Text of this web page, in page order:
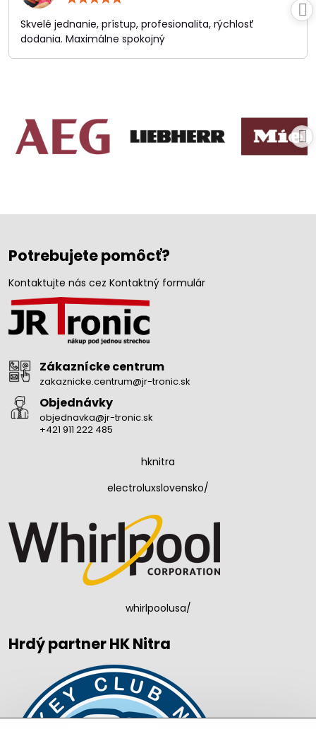
/
5
Skvelé jednanie, prístup, profesionalita, rýchlosť
dodania. Maximálne spokojný
Potrebujete pomôcť?
Kontaktujte nás cez Kontaktný formulár
Zákaznícke centrum
zakaznicke.centrum@jr-tronic.sk
Objednávky
objednavka@jr-tronic.sk
+421 911 222 485
hknitra
electroluxslovensko/
whirlpoolusa/
Hrdý partner HK Nitra